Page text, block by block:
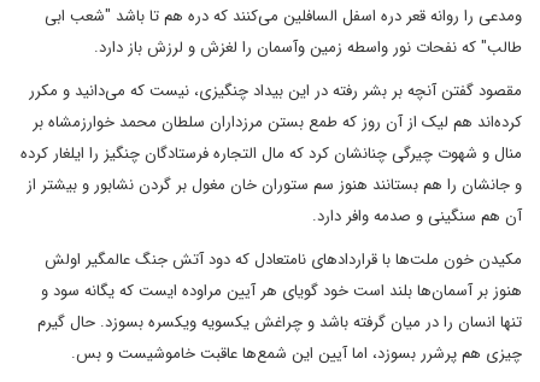
ومدعی را روانه قعر دره اسفل السافلین می‌کنند که دره هم تا باشد "شعب ابی
طالب" که نفحات نور واسطه زمین وآسمان را لغزش و لرزش باز دارد.
مقصود گفتن آنچه بر بشر رفته در این بیداد چنگیزی، نیست که می‌دانید و مکرر
کرده‌اند هم لیک از آن روز که طمع بستن مرزداران سلطان محمد خوارزمشاه بر
منال و شهوت چیرگی چنانشان کرد که مال التجاره فرستادگان چنگیز را ایلغار کرده
و جانشان را هم بستانند هنوز سم ستوران خان مغول بر گردن نشابور و بیشتر از
آن هم سنگینی و صدمه وافر دارد.
مکیدن خون ملت‌ها با قرارداد‌های نامتعادل که دود آتش جنگ عالمگیر اولش
هنوز بر آسمان‌ها بلند است خود گویای هر آیین مراوده ایست که یگانه سود و
تنها انسان را در میان گرفته باشد و چراغش یکسویه ویکسره بسوزد. حال گیرم
چیزی هم پرشرر بسوزد، اما آیین این شمع‌ها عاقبت خاموشیست و بس.